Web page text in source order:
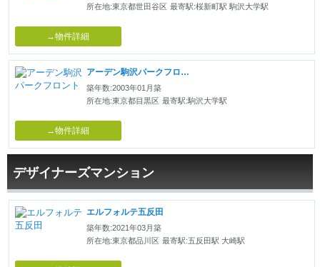
所在地:東京都世田谷区 最寄駅:桜新町駅 駒沢大学駅
→物件詳細
アーデン駒沢パークフロント
築年数:2003年01月築
所在地:東京都目黒区 最寄駅:駒沢大学駅
→物件詳細
デザイナーズマンション
エルフォルテ五反田
築年数:2021年03月築
所在地:東京都品川区 最寄駅:五反田駅 大崎駅